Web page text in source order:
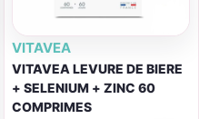
VITAVEA
VITAVEA LEVURE DE BIERE
+ SELENIUM + ZINC 60
COMPRIMES